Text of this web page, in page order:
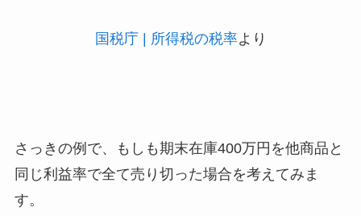
国税庁 | 所得税の税率より
さっきの例で、もしも期末在庫400万円を他商品と
同じ利益率で全て売り切った場合を考えてみま
す。